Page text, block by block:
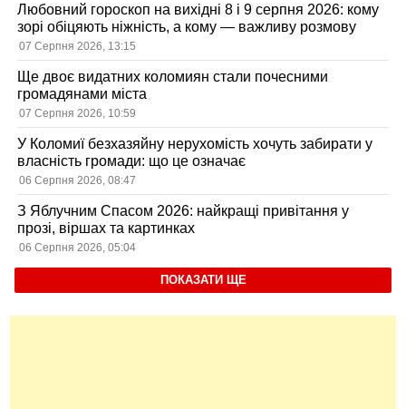
Любовний гороскоп на вихідні 8 і 9 серпня 2026: кому
зорі обіцяють ніжність, а кому — важливу розмову
07 Серпня 2026, 13:15
Ще двоє видатних коломиян стали почесними
громадянами міста
07 Серпня 2026, 10:59
У Коломиї безхазяйну нерухомість хочуть забирати у
власність громади: що це означає
06 Серпня 2026, 08:47
З Яблучним Спасом 2026: найкращі привітання у
прозі, віршах та картинках
06 Серпня 2026, 05:04
ПОКАЗАТИ ЩЕ